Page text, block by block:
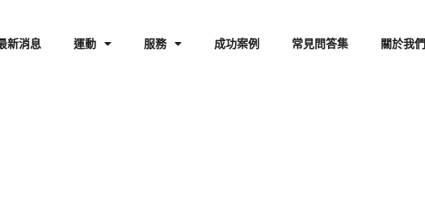
新消息 運動 服務 成功案例 常見問答集 關於我們